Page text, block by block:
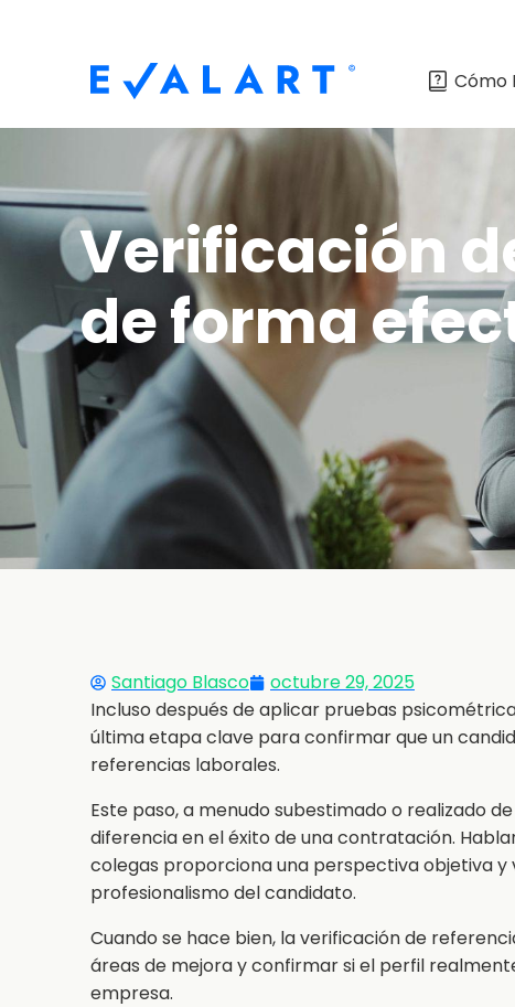
Cómo
Verificación
de forma
Santiago Blasco
octubre 29, 2025
Incluso después de aplicar pruebas
última etapa clave para confirmar que un
referencias laborales.
Este paso, a menudo subestimado o realizado
diferencia en el éxito de una contratación.
colegas proporciona una perspectiva objetiva
profesionalismo del candidato.
Cuando se hace bien, la verificación de
áreas de mejora y confirmar si el perfil
empresa.